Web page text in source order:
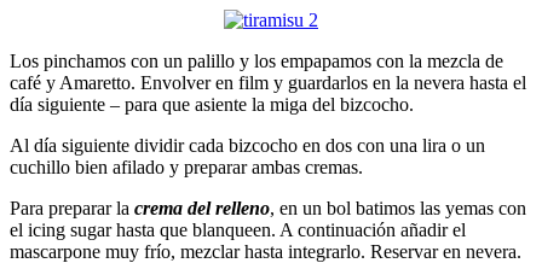
Los pinchamos con un palillo y los empapamos con la mezcla de
café y Amaretto. Envolver en film y guardarlos en la nevera hasta el
día siguiente – para que asiente la miga del bizcocho.
Al día siguiente dividir cada bizcocho en dos con una lira o un
cuchillo bien afilado y preparar ambas cremas.
Para preparar la crema del relleno, en un bol batimos las yemas con
el icing sugar hasta que blanqueen. A continuación añadir el
mascarpone muy frío, mezclar hasta integrarlo. Reservar en nevera.